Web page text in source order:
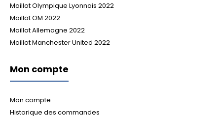
Maillot Olympique Lyonnais 2022
Maillot OM 2022
Maillot Allemagne 2022
Maillot Manchester United 2022
Mon compte
Mon compte
Historique des commandes